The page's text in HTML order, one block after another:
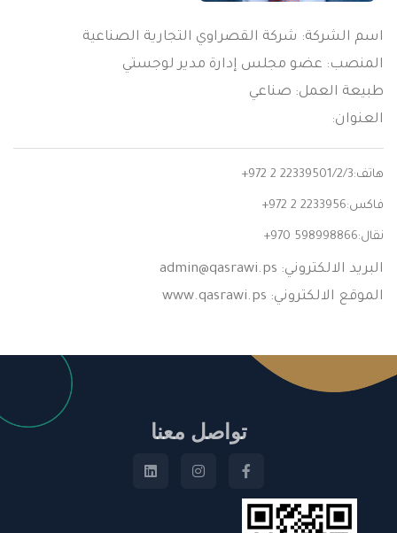
اسم الشركة: شركة القصراوي التجارية الصناعية
المنصب: عضو مجلس إدارة مدير لوجستي
طبيعة العمل: صناعي
العنوان:
هاتف:+972 2 22339501/2/3
فاكس:+972 2 2233956
نقال:+970 598998866
البريد الالكتروني: admin@qasrawi.ps
الموقع الالكتروني: www.qasrawi.ps
تواصل معنا